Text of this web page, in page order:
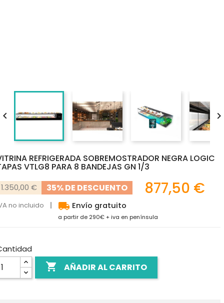
REFRIGERADA SOBREMOSTRADOR NEGRA LOGIC
VTLG8 PARA 8 BANDEJAS GN 1/3
1.350,00 € 35% DE DESCUENTO 877,50 €
no incluido local_shipping Envío gratuito
a partir de 290€ + iva en península
 AÑADIR AL CARRITO